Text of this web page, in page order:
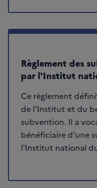
Règlement des
par l'Institut
Ce règlement
de l'Institut et du
subvention. Il a
bénéficiaire d'une
l'Institut national